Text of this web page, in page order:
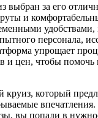
выбран за его
и
удобствами,
персонала,
упрощает
и цен, чтобы помочь
круиз, который
вы попали в